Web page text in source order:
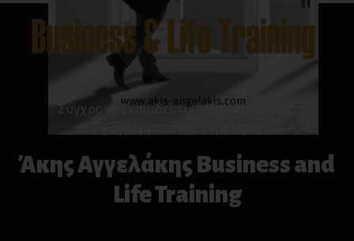
Σύγχρονα Εκπαιδευτικά, Επιμορφωτικά
Προγράμματα και Σεμινάρια
Άκης Αγγελάκης Business and
Life Training